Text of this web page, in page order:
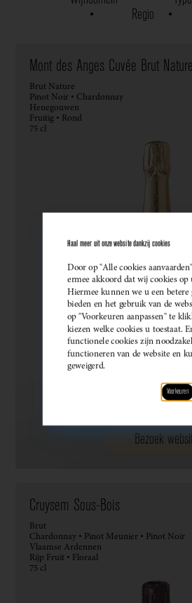
Regio
Mont des Anges Cuvée Brut Nature
Brut Nature
Pinot Noir • Chardonnay
Henegouwen
Fruitig • Rond
75 cl
Bezoek
Cruysem Sous-Bois
Brut
Chardonnay • Pinot Meunier • Pinot Noir
Vlaamse Ardennen
Rijp Fruit • Floraal
75 cl
Haal meer uit onze website dankzij cookies
Door op "Alle cookies
ermee akkoord dat wij cookies op
Hiermee kunnen we u een
bieden en het gebruik van de
op "Voorkeuren aanpassen" te
kiezen welke cookies u toestaat.
functionele cookies zijn
functioneren van de website en
geweigerd.
Voorkeuren